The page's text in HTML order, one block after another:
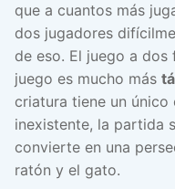
que a cuantos más
dos jugadores
de eso. El juego a dos
juego es mucho más
criatura tiene un
inexistente, la partida
convierte en una
ratón y el gato.